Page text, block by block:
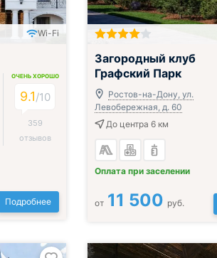
Wi-Fi
ОЧЕНЬ ХОРОШО
9.1/10
359
отзывов
Подробнее
Загородный клуб
Графский Парк
Ростов-на-Дону, ул.
Левобережная, д. 60
До центра 6 км
Оплата при заселении
от 11 500 руб.